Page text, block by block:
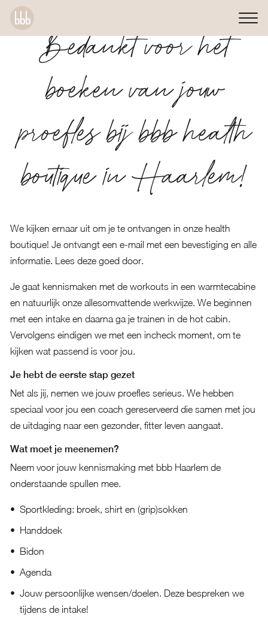
Bedankt voor het
boeken van jouw
proefles bij bbb health
boutique in Haarlem!
We kijken ernaar uit om je te ontvangen in onze health
boutique! Je ontvangt een e-mail met een bevestiging en alle
informatie. Lees deze goed door.
Je gaat kennismaken met de workouts in een warmtecabine
en natuurlijk onze allesomvattende werkwijze. We beginnen
met een intake en daarna ga je trainen in de hot cabin.
Vervolgens eindigen we met een incheck moment, om te
kijken wat passend is voor jou.
Je hebt de eerste stap gezet
Net als jij, nemen we jouw proefles serieus. We hebben
speciaal voor jou een coach gereserveerd die samen met jou
de uitdaging naar een gezonder, fitter leven aangaat.
Wat moet je meenemen?
Neem voor jouw kennismaking met bbb Haarlem de
onderstaande spullen mee.
Sportkleding: broek, shirt en (grip)sokken
Handdoek
Bidon
Agenda
Jouw persoonlijke wensen/doelen. Deze bespreken we
tijdens de intake!